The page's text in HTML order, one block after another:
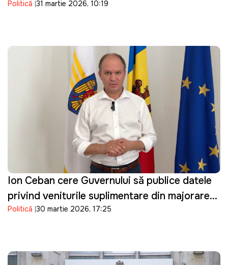
dronă de tip Shahed: "O încălcare gravă"
Politică 31 martie 2026, 10:19
Ion Ceban cere Guvernului să publice datele
privind veniturile suplimentare din majorarea
prețurilor la carburanți
Politică 30 martie 2026, 17:25